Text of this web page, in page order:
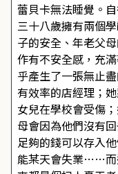
蕾貝卡無法睡覺。
三十八歲擁有兩個
子的安全、年老父
作有不安全感，充
乎產生了一張無止
有效率的店經理；
女兒在學校會受傷
母會因為他們沒有
足夠的錢可以存入
能某天會失業……而